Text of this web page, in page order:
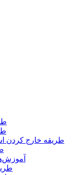
طريقه خارج كردن